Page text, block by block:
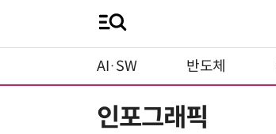
AI·SW 반도체
인포그래픽